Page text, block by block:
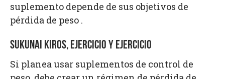
suplemento depende de sus objetivos de
pérdida de peso .
SUKUNAI KIROS, EJERCICIO Y EJERCICIO
Si planea usar suplementos de control de